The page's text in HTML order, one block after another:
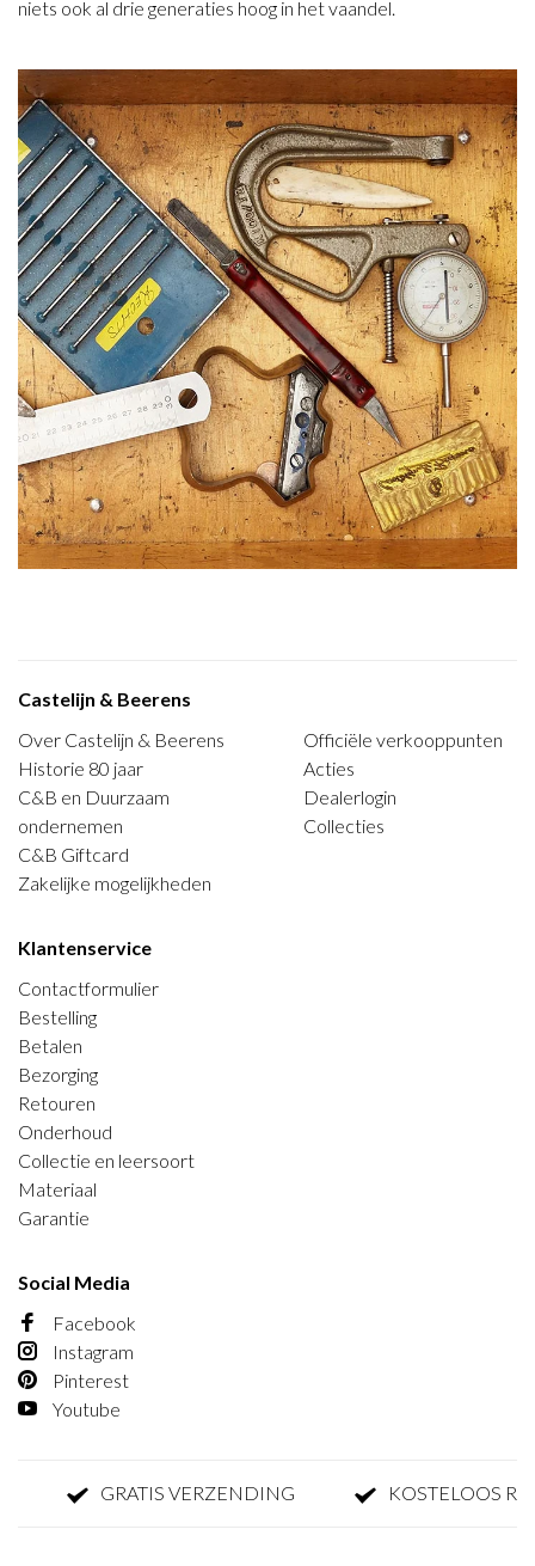
niets ook al drie generaties hoog in het vaandel.
Castelijn & Beerens
Over Castelijn & Beerens
Historie 80 jaar
C&B en Duurzaam
ondernemen
C&B Giftcard
Zakelijke mogelijkheden
Officiële verkooppunten
Acties
Dealerlogin
Collecties
Klantenservice
Contactformulier
Bestelling
Betalen
Bezorging
Retouren
Onderhoud
Collectie en leersoort
Materiaal
Garantie
Social Media
Facebook
Instagram
Pinterest
Youtube
GRATIS VERZENDING KOSTELOOS